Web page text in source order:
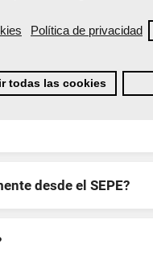
Política de privacidad
todas las cookies
docente y ventajas
desde el SEPE?